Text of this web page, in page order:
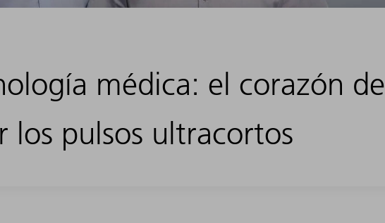
médica: el corazón de
los pulsos ultracortos